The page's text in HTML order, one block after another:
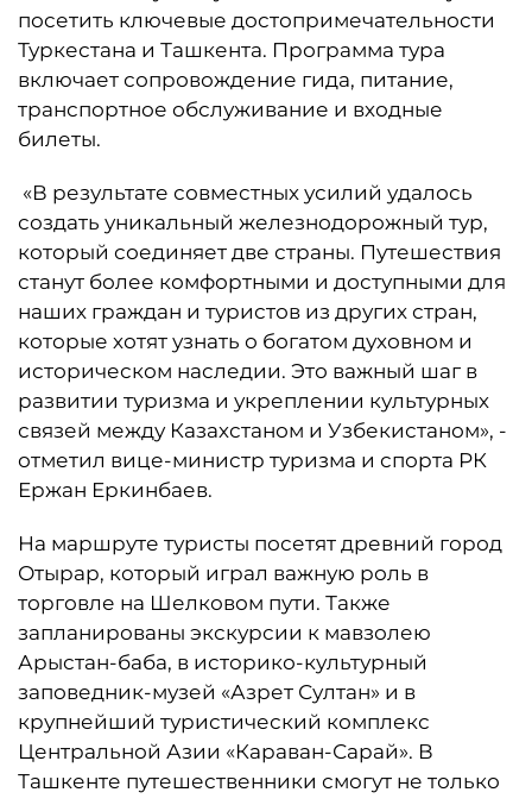
посетить ключевые достопримечательности
Туркестана и Ташкента. Программа тура
включает сопровождение гида, питание,
транспортное обслуживание и входные
билеты.
«В результате совместных усилий удалось
создать уникальный железнодорожный тур,
который соединяет две страны. Путешествия
станут более комфортными и доступными для
наших граждан и туристов из других стран,
которые хотят узнать о богатом духовном и
историческом наследии. Это важный шаг в
развитии туризма и укреплении культурных
связей между Казахстаном и Узбекистаном», -
отметил вице-министр туризма и спорта РК
Ержан Еркинбаев.
На маршруте туристы посетят древний город
Отырар, который играл важную роль в
торговле на Шелковом пути. Также
запланированы экскурсии к мавзолею
Арыстан-баба, в историко-культурный
заповедник-музей «Азрет Султан» и в
крупнейший туристический комплекс
Центральной Азии «Караван-Сарай». В
Ташкенте путешественники смогут не только